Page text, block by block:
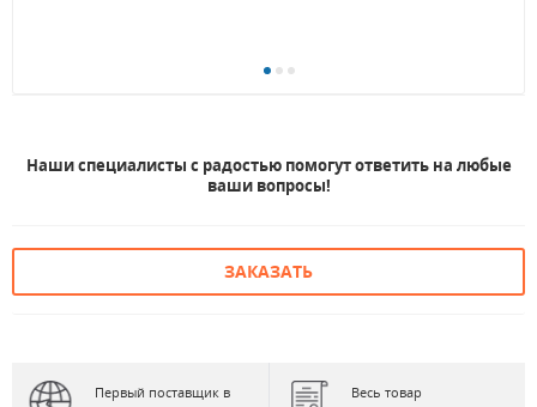
Наши специалисты с радостью помогут ответить на любые
ваши вопросы!
ЗАКАЗАТЬ
Первый поставщик в
Весь товар